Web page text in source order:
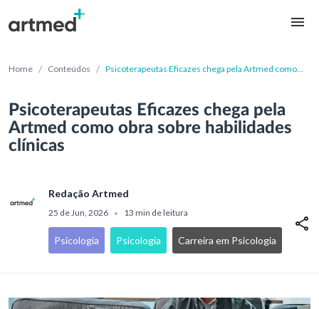
Home / Conteúdos / Psicoterapeutas Eficazes chega pela Artmed como
Psicoterapeutas Eficazes chega pela
Artmed como obra sobre habilidades
clínicas
Redação Artmed
25 de Jun, 2026 • 13 min de leitura
Psicologia Psicologia Carreira em Psicologia